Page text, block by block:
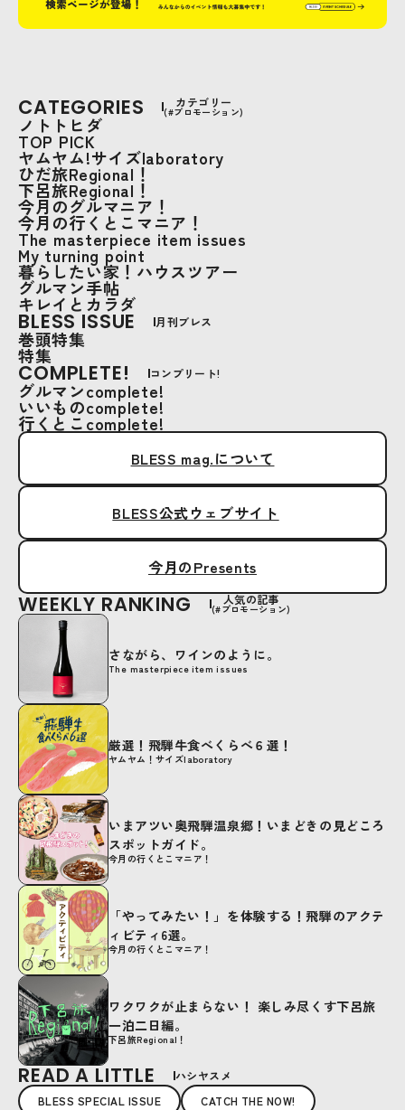
CATEGORIES カテゴリー
(#プロモーション)
ノトトヒダ
TOP PICK
ヤムヤム!サイズlaboratory
ひだ旅Regional！
下呂旅Regional！
今月のグルマニア！
今月の行くとこマニア！
The masterpiece item issues
My turning point
暮らしたい家！ハウスツアー
グルマン手帖
キレイとカラダ
BLESS ISSUE 月刊ブレス
巻頭特集
特集
COMPLETE! コンプリート!
グルマンcomplete!
いいものcomplete!
行くとこcomplete!
BLESS mag.について
BLESS公式ウェブサイト
今月のPresents
WEEKLY RANKING 人気の記事
(#プロモーション)
The masterpiece item issues
さながら、ワインのように。
ヤムヤム！サイズlaboratory
厳選！飛騨牛食べくらべ６選！
今月の行くとこマニア！
いまアツい奥飛騨温泉郷！いまどきの見どころ
スポットガイド。
今月の行くとこマニア！
「やってみたい！」を体験する！飛騨のアクテ
ィビティ6選。
下呂旅Regional！
ワクワクが止まらない！ 楽しみ尽くす下呂旅
一泊二日編。
READ A LITTLE
ハシヤスメ
BLESS SPECIAL ISSUE
CATCH THE NOW!